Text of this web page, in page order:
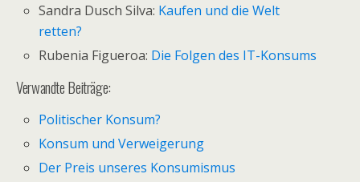
Sandra Dusch Silva: Kaufen und die Welt
retten?
Rubenia Figueroa: Die Folgen des IT-Konsums
Verwandte Beiträge:
Politischer Konsum?
Konsum und Verweigerung
Der Preis unseres Konsumismus